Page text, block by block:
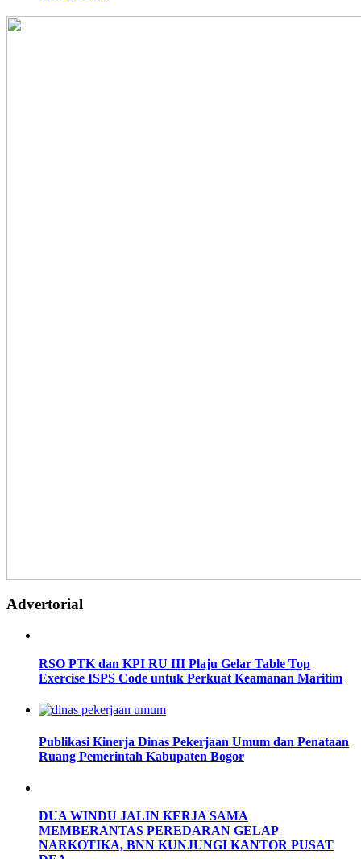
Advertorial
RSO PTK dan KPI RU III Plaju Gelar Table Top
Exercise ISPS Code untuk Perkuat Keamanan Maritim
Publikasi Kinerja Dinas Pekerjaan Umum dan Penataan
Ruang Pemerintah Kabupaten Bogor
DUA WINDU JALIN KERJA SAMA
MEMBERANTAS PEREDARAN GELAP
NARKOTIKA, BNN KUNJUNGI KANTOR PUSAT